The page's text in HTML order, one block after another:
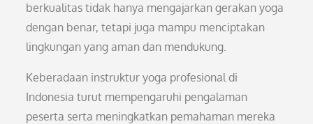
berkualitas tidak hanya mengajarkan gerakan yoga
dengan benar, tetapi juga mampu menciptakan
lingkungan yang aman dan mendukung.
Keberadaan instruktur yoga profesional di
Indonesia turut mempengaruhi pengalaman
peserta serta meningkatkan pemahaman mereka